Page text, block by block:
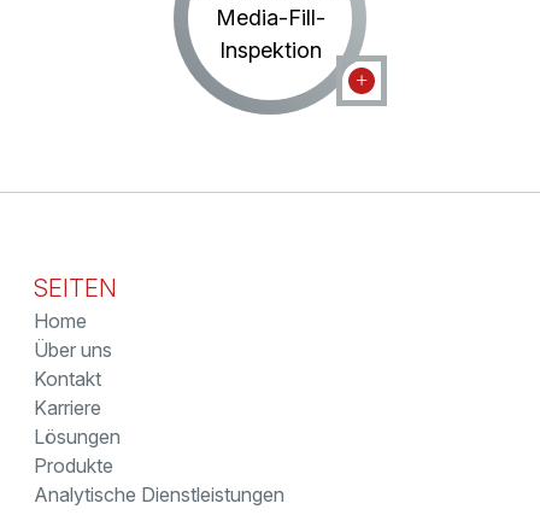
Media-Fill-
Inspektion
SEITEN
Home
Über uns
Kontakt
Karriere
Lösungen
Produkte
Analytische Dienstleistungen